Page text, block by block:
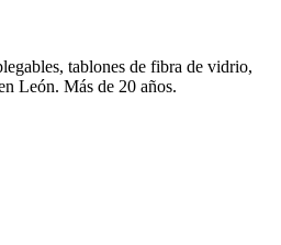
tablones de fibra de vidrio,
León. Más de 20 años.